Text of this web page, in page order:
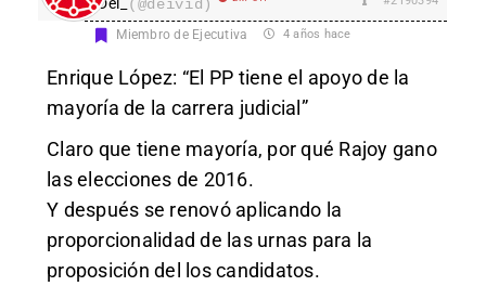
Dei_ (@deivid)
Miembro de Ejecutiva 4 años hace
Enrique López: “El PP tiene el apoyo de la
mayoría de la carrera judicial”
Claro que tiene mayoría, por qué Rajoy gano
las elecciones de 2016.
Y después se renovó aplicando la
proporcionalidad de las urnas para la
proposición del los candidatos.